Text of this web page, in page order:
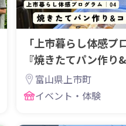
「上市暮らし体感プ
『焼きたてパン作
ク』富山県上市町
イベント・体験